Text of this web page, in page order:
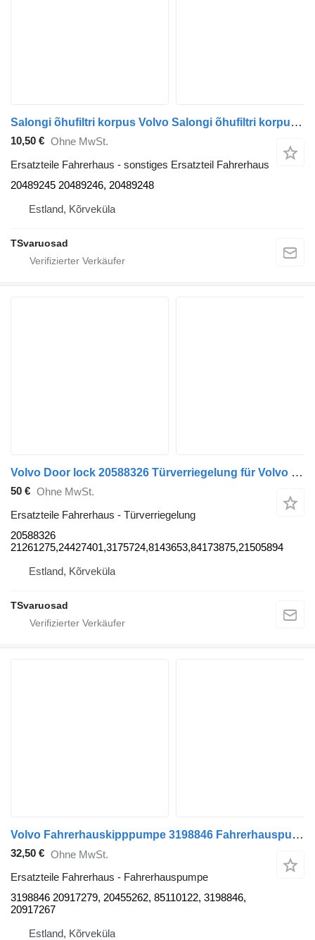
Salongi õhufiltri korpus Volvo Salongi õhufiltri korpus 20489245 für Volvo FM9 Sattelzugmaschine
10,50 € Ohne MwSt.
Ersatzteile Fahrerhaus - sonstiges Ersatzteil Fahrerhaus
20489245 20489246, 20489248
Estland, Kõrveküla
TSvaruosad
Volvo Door lock 20588326 Türverriegelung für Volvo FM9 Sattelzugmaschine
50 € Ohne MwSt.
Ersatzteile Fahrerhaus - Türverriegelung
20588326
21261275,24427401,3175724,8143653,84173875,21505894
Estland, Kõrveküla
TSvaruosad
Volvo Fahrerhauskipppumpe 3198846 Fahrerhauspumpe für Volvo FM9 Sattelzugmaschine
32,50 € Ohne MwSt.
Ersatzteile Fahrerhaus - Fahrerhauspumpe
3198846 20917279, 20455262, 85110122, 3198846,
20917267
Estland, Kõrveküla